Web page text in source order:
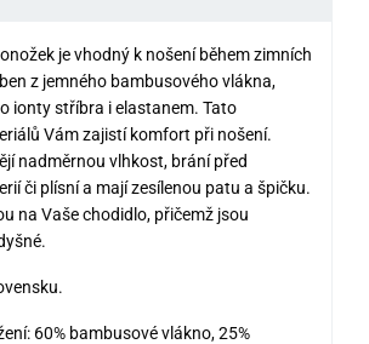
je vhodný k nošení během zimních
z jemného bambusového vlákna,
ionty stříbra i elastanem. Tato
Vám zajistí komfort při nošení.
nadměrnou vlhkost, brání před
či plísní a mají zesílenou patu a špičku.
na Vaše chodidlo, přičemž jsou
60% bambusové vlákno, 25%